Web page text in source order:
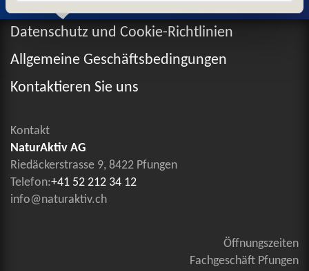
Datenschutz und Cookie-Richtlinien
Allgemeine Geschäftsbedingungen
Kontaktieren Sie uns
Kontakt
NaturAktiv AG
Riedäckerstrasse 9, 8422 Pfungen
Telefon:+41 52 212 34 12
info@naturaktiv.ch
Öffnungszeiten
Fachgeschäft Pfungen